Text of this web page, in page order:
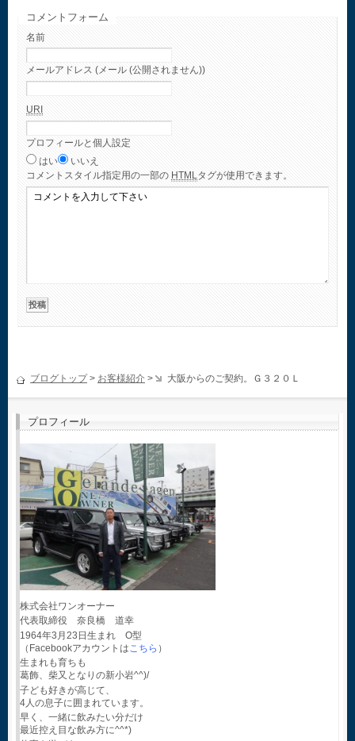
コメントフォーム
名前
メールアドレス (メール (公開されません))
URI
プロフィールと個人設定
はい
いいえ
コメント スタイル指定用の一部の HTMLタグが使用できます。
ブログトップ> お客様紹介 > 大阪からのご契約。Ｇ３２０Ｌ
プロフィール
株式会社ワンオーナー
代表取締役 奈良橋 道幸
1964年3月23日生まれ O型
（Facebookアカウントはこちら ）
生まれも育ちも
葛飾、柴又となりの新小岩^^)/
子ども好きが高じて、
4人の息子に囲まれています。
早く、一緒に飲みたい分だけ
最近控え目な飲み方に^^*)